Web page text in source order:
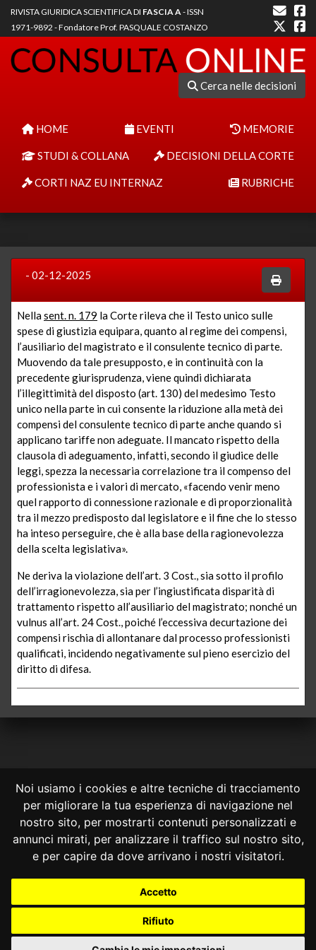
Noi usiamo i cookies e altre tecniche di tracciamento
per migliorare la tua esperienza di navigazione nel
nostro sito, per mostrarti contenuti personalizzati e
annunci mirati, per analizzare il traffico sul nostro sito,
e per capire da dove arrivano i nostri visitatori.
Accetto
Rifiuto
RIVISTA GIURIDICA SCIENTIFICA DI FASCIA A- ISSN
1971-9892 - Fondatore Prof. PASQUALE COSTANZO
Cerca nelle decisioni
HOME EVENTI MEMORIE
STUDI & COLLANA DECISIONI DELLA CORTE
CORTI NAZ EU INTERNAZ RUBRICHE
- 02-12-2025
Nellasent. n. 179 la Corte rileva che il Testo unico sulle
spese di giustizia equipara, quanto al regime dei compensi,
l’ausiliario del magistrato e il consulente tecnico di parte.
Muovendo da tale presupposto, e in continuità con la
precedente giurisprudenza, viene quindi dichiarata
l’illegittimità del disposto (art. 130) del medesimo Testo
unico nella parte in cui consente la riduzione alla metà dei
compensi del consulente tecnico di parte anche quando si
applicano tariffe non adeguate. Il mancato rispetto della
clausola di adeguamento, infatti, secondo il giudice delle
leggi, spezza la necessaria correlazione tra il compenso del
professionista e i valori di mercato, «facendo venir meno
quel rapporto di connessione razionale e di proporzionalità
tra il mezzo predisposto dal legislatore e il fine che lo stesso
ha inteso perseguire, che è alla base della ragionevolezza
della scelta legislativa».
Ne deriva la violazione dell’art. 3 Cost., sia sotto il profilo
dell’irragionevolezza, sia per l’ingiustificata disparità di
trattamento rispetto all’ausiliario del magistrato; nonché un
vulnus all’art. 24 Cost., poiché l’eccessiva decurtazione dei
compensi rischia di allontanare dal processo professionisti
qualificati, incidendo negativamente sul pieno esercizio del
diritto di difesa.
CONSULTA ONLINE DAL 1995 -NOTE LEGALI
Consulta OnLine non ha prodotto e non è responsabile per i contenuti e
le informazioni legali di siti collegati.
costituisce una relazione di consulenza legale.
Nessuno deve confidare o agire in base alle informazioni disponibili in
info@giurcost.org| Giurisprudenza Costituzionale|